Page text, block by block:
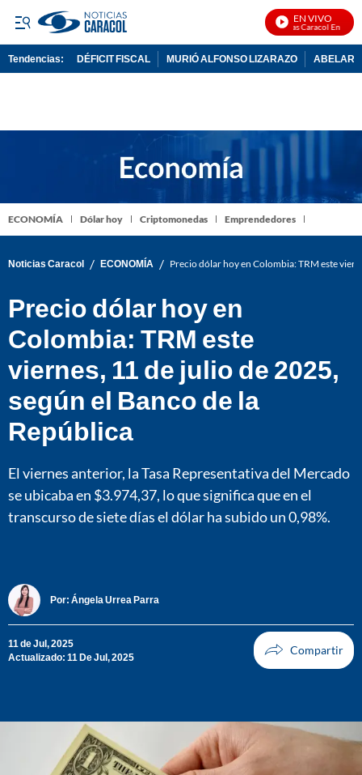
EN VIVO
Noticias Caracol En Vivo
Tendencias: DÉFICIT FISCAL MURIÓ ALFONSO LIZARAZO
ECONOMÍA Dólar hoy Criptomonedas Emprendedores
Noticias Caracol / ECONOMÍA / Precio dólar hoy en Colombia: TRM este
Precio dólar hoy en
Colombia: TRM este
viernes, 11 de julio de 2025,
según el Banco de la
República
El viernes anterior, la Tasa Representativa del Mercado
se ubicaba en $3.974,37, lo que significa que en el
transcurso de siete días el dólar ha subido un 0,98%.
Por: Ángela Urrea Parra
11 de Jul, 2025
Actualizado: 11 De Jul, 2025